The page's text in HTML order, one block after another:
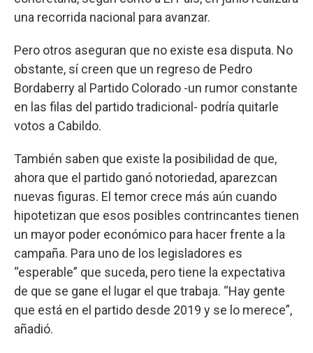
una recorrida nacional para avanzar.
Pero otros aseguran que no existe esa disputa. No
obstante, sí creen que un regreso de Pedro
Bordaberry al Partido Colorado -un rumor constante
en las filas del partido tradicional- podría quitarle
votos a Cabildo.
También saben que existe la posibilidad de que,
ahora que el partido ganó notoriedad, aparezcan
nuevas figuras. El temor crece más aún cuando
hipotetizan que esos posibles contrincantes tienen
un mayor poder económico para hacer frente a la
campaña. Para uno de los legisladores es
“esperable” que suceda, pero tiene la expectativa
de que se gane el lugar el que trabaja. “Hay gente
que está en el partido desde 2019 y se lo merece”,
añadió.